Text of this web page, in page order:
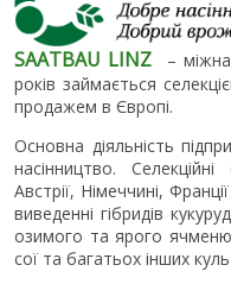
SAATBAU LINZ
–
років займається
продажем в Європі.
Основна діяльність
насінництво.
Австрії, Німеччині,
виведенні гібридів
озимого та ярого
сої та багатьох інших